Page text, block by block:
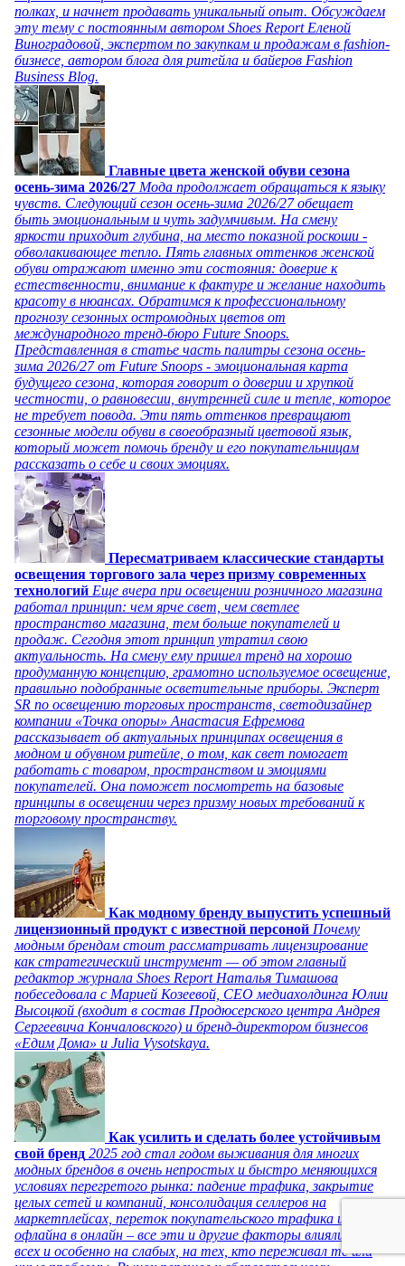
полках, и начнет продавать уникальный опыт. Обсуждаем
эту тему с постоянным автором Shoes Report Еленой
Виноградовой, экспертом по закупкам и продажам в fashion-
бизнесе, автором блога для ритейла и байеров Fashion
Business Blog.
Главные цвета женской обуви сезона
осень-зима 2026/27 Мода продолжает обращаться к языку
чувств. Следующий сезон осень-зима 2026/27 обещает
быть эмоциональным и чуть задумчивым. На смену
яркости приходит глубина, на место показной роскоши -
обволакивающее тепло. Пять главных оттенков женской
обуви отражают именно эти состояния: доверие к
естественности, внимание к фактуре и желание находить
красоту в нюансах. Обратимся к профессиональному
прогнозу сезонных остромодных цветов от
международного тренд-бюро Future Snoops.
Представленная в статье часть палитры сезона осень-
зима 2026/27 от Future Snoops - эмоциональная карта
будущего сезона, которая говорит о доверии и хрупкой
честности, о равновесии, внутренней силе и тепле, которое
не требует повода. Эти пять оттенков превращают
сезонные модели обуви в своеобразный цветовой язык,
который может помочь бренду и его покупательницам
рассказать о себе и своих эмоциях.
Пересматриваем классические стандарты
освещения торгового зала через призму современных
технологий Еще вчера при освещении розничного магазина
работал принцип: чем ярче свет, чем светлее
пространство магазина, тем больше покупателей и
продаж. Сегодня этот принцип утратил свою
актуальность. На смену ему пришел тренд на хорошо
продуманную концепцию, грамотно используемое освещение,
правильно подобранные осветительные приборы. Эксперт
SR по освещению торговых пространств, светодизайнер
компании «Точка опоры» Анастасия Ефремова
рассказывает об актуальных принципах освещения в
модном и обувном ритейле, о том, как свет помогает
работать с товаром, пространством и эмоциями
покупателей. Она поможет посмотреть на базовые
принципы в освещении через призму новых требований к
торговому пространству.
Как модному бренду выпустить успешный
лицензионный продукт с известной персоной Почему
модным брендам стоит рассматривать лицензирование
как стратегический инструмент — об этом главный
редактор журнала Shoes Report Наталья Тимашова
побеседовала с Марией Козеевой, СЕО медиахолдинга Юлии
Высоцкой (входит в состав Продюсерского центра Андрея
Сергеевича Кончаловского) и бренд-директором бизнесов
«Едим Дома» и Julia Vysotskaya.
Как усилить и сделать более устойчивым
свой бренд 2025 год стал годом выживания для многих
модных брендов в очень непростых и быстро меняющихся
условиях перегретого рынка: падение трафика, закрытие
целых сетей и компаний, консолидация селлеров на
маркетплейсах, переток покупательского трафика из
офлайна в онлайн – все эти и другие факторы влияли на
всех и особенно на слабых, на тех, кто переживал те или